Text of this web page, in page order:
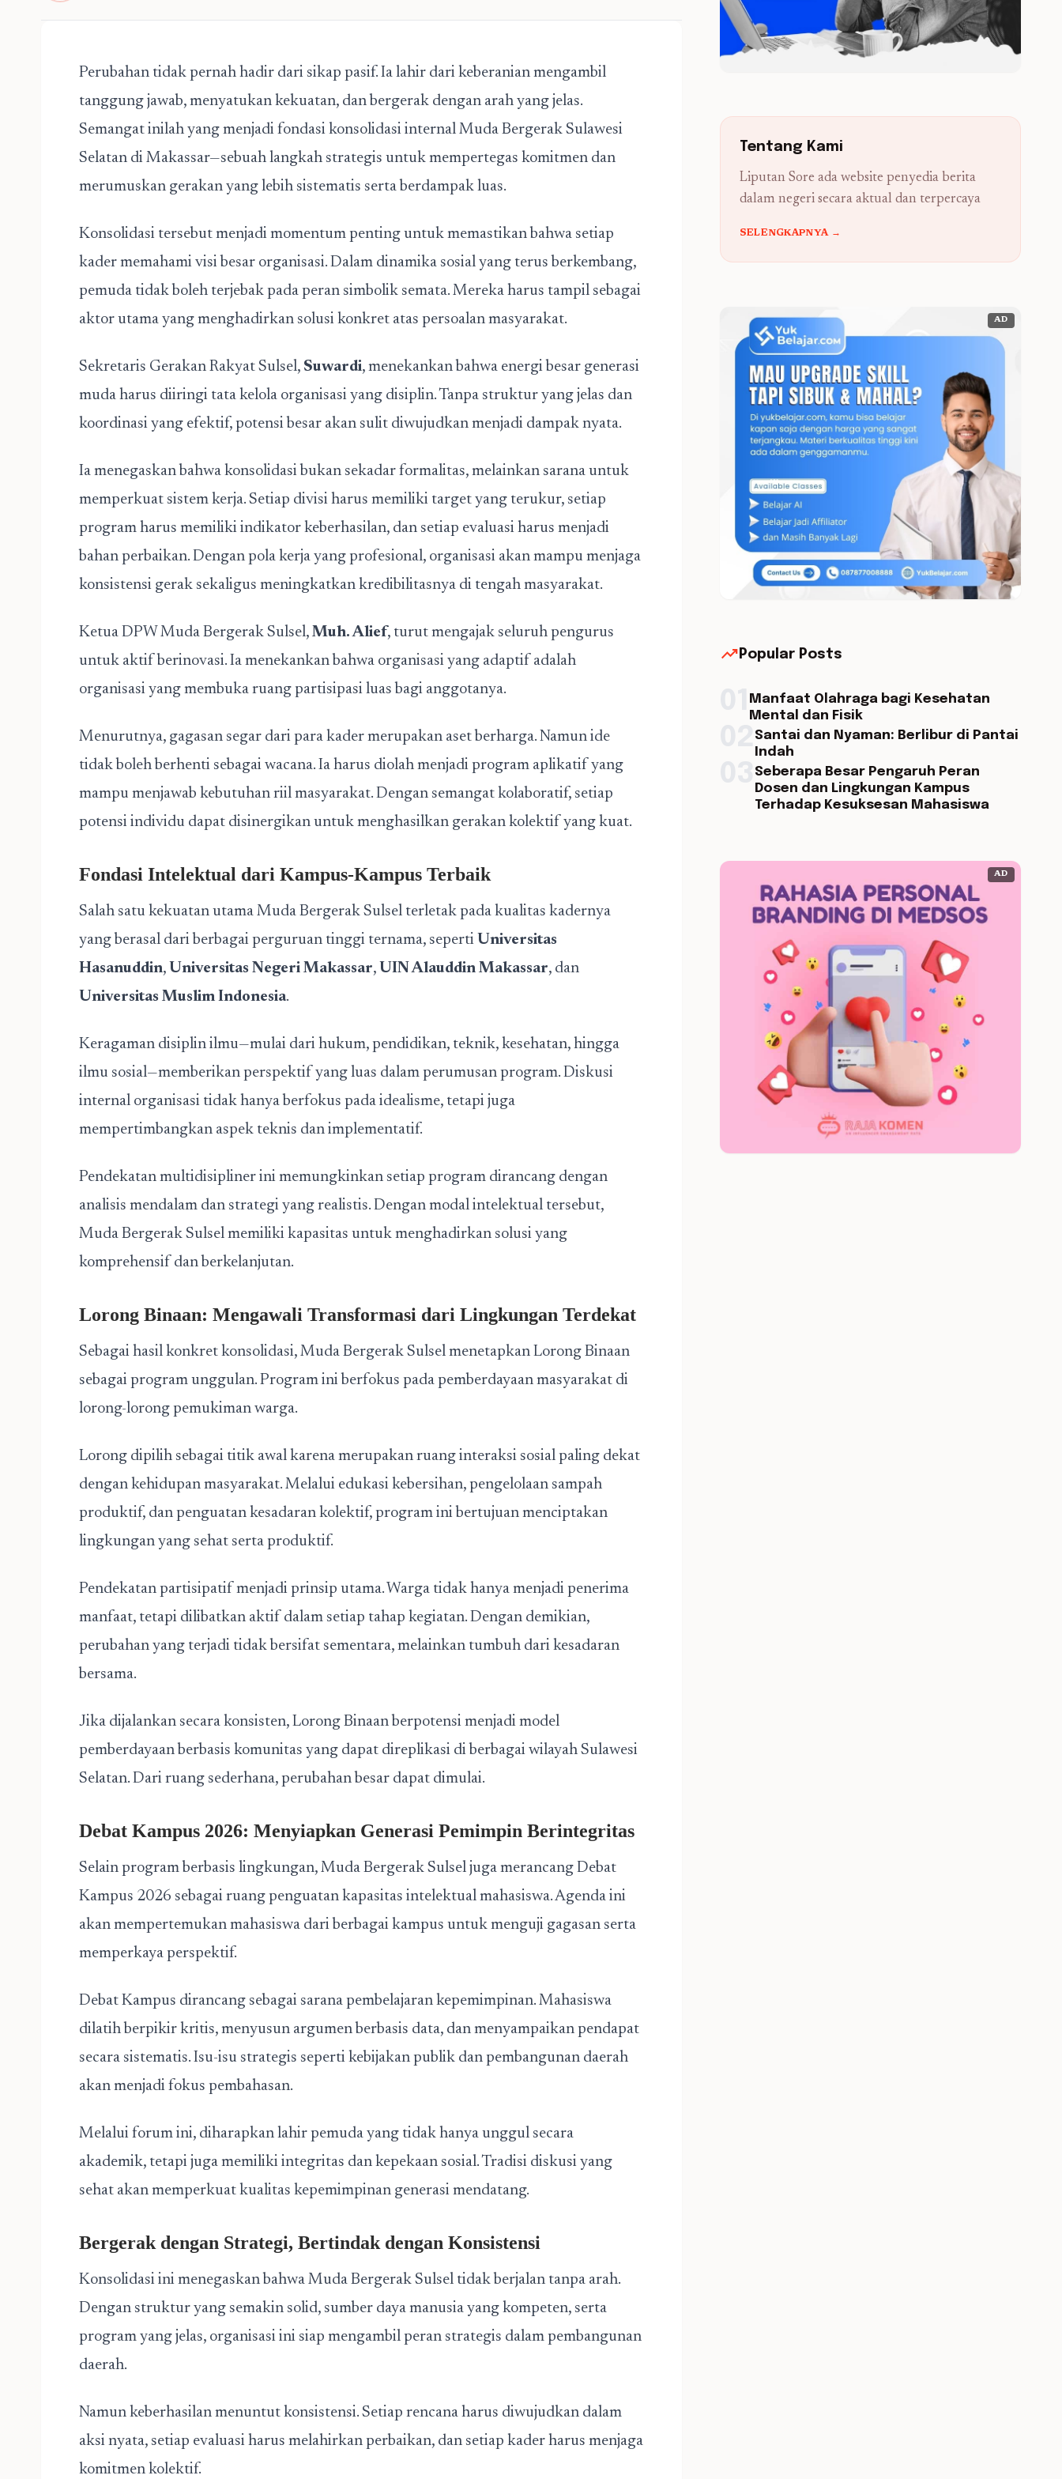
Perubahan tidak pernah hadir dari sikap pasif. Ia lahir dari keberanian mengambil
tanggung jawab, menyatukan kekuatan, dan bergerak dengan arah yang jelas.
Semangat inilah yang menjadi fondasi konsolidasi internal Muda Bergerak Sulawesi
Selatan di Makassar—sebuah langkah strategis untuk mempertegas komitmen dan
merumuskan gerakan yang lebih sistematis serta berdampak luas.
Konsolidasi tersebut menjadi momentum penting untuk memastikan bahwa setiap
kader memahami visi besar organisasi. Dalam dinamika sosial yang terus berkembang,
pemuda tidak boleh terjebak pada peran simbolik semata. Mereka harus tampil sebagai
aktor utama yang menghadirkan solusi konkret atas persoalan masyarakat.
Sekretaris Gerakan Rakyat Sulsel, Suwardi, menekankan bahwa energi besar generasi
muda harus diiringi tata kelola organisasi yang disiplin. Tanpa struktur yang jelas dan
koordinasi yang efektif, potensi besar akan sulit diwujudkan menjadi dampak nyata.
Ia menegaskan bahwa konsolidasi bukan sekadar formalitas, melainkan sarana untuk
memperkuat sistem kerja. Setiap divisi harus memiliki target yang terukur, setiap
program harus memiliki indikator keberhasilan, dan setiap evaluasi harus menjadi
bahan perbaikan. Dengan pola kerja yang profesional, organisasi akan mampu menjaga
konsistensi gerak sekaligus meningkatkan kredibilitasnya di tengah masyarakat.
Ketua DPW Muda Bergerak Sulsel, Muh. Alief, turut mengajak seluruh pengurus
untuk aktif berinovasi. Ia menekankan bahwa organisasi yang adaptif adalah
organisasi yang membuka ruang partisipasi luas bagi anggotanya.
Menurutnya, gagasan segar dari para kader merupakan aset berharga. Namun ide
tidak boleh berhenti sebagai wacana. Ia harus diolah menjadi program aplikatif yang
mampu menjawab kebutuhan riil masyarakat. Dengan semangat kolaboratif, setiap
potensi individu dapat disinergikan untuk menghasilkan gerakan kolektif yang kuat.
Fondasi Intelektual dari Kampus-Kampus Terbaik
Salah satu kekuatan utama Muda Bergerak Sulsel terletak pada kualitas kadernya
yang berasal dari berbagai perguruan tinggi ternama, seperti Universitas
Hasanuddin, Universitas Negeri Makassar, UIN Alauddin Makassar, dan
Universitas Muslim Indonesia.
Keragaman disiplin ilmu—mulai dari hukum, pendidikan, teknik, kesehatan, hingga
ilmu sosial—memberikan perspektif yang luas dalam perumusan program. Diskusi
internal organisasi tidak hanya berfokus pada idealisme, tetapi juga
mempertimbangkan aspek teknis dan implementatif.
Pendekatan multidisipliner ini memungkinkan setiap program dirancang dengan
analisis mendalam dan strategi yang realistis. Dengan modal intelektual tersebut,
Muda Bergerak Sulsel memiliki kapasitas untuk menghadirkan solusi yang
komprehensif dan berkelanjutan.
Lorong Binaan: Mengawali Transformasi dari Lingkungan Terdekat
Sebagai hasil konkret konsolidasi, Muda Bergerak Sulsel menetapkan Lorong Binaan
sebagai program unggulan. Program ini berfokus pada pemberdayaan masyarakat di
lorong-lorong pemukiman warga.
Lorong dipilih sebagai titik awal karena merupakan ruang interaksi sosial paling dekat
dengan kehidupan masyarakat. Melalui edukasi kebersihan, pengelolaan sampah
produktif, dan penguatan kesadaran kolektif, program ini bertujuan menciptakan
lingkungan yang sehat serta produktif.
Pendekatan partisipatif menjadi prinsip utama. Warga tidak hanya menjadi penerima
manfaat, tetapi dilibatkan aktif dalam setiap tahap kegiatan. Dengan demikian,
perubahan yang terjadi tidak bersifat sementara, melainkan tumbuh dari kesadaran
bersama.
Jika dijalankan secara konsisten, Lorong Binaan berpotensi menjadi model
pemberdayaan berbasis komunitas yang dapat direplikasi di berbagai wilayah Sulawesi
Selatan. Dari ruang sederhana, perubahan besar dapat dimulai.
Debat Kampus 2026: Menyiapkan Generasi Pemimpin Berintegritas
Selain program berbasis lingkungan, Muda Bergerak Sulsel juga merancang Debat
Kampus 2026 sebagai ruang penguatan kapasitas intelektual mahasiswa. Agenda ini
akan mempertemukan mahasiswa dari berbagai kampus untuk menguji gagasan serta
memperkaya perspektif.
Debat Kampus dirancang sebagai sarana pembelajaran kepemimpinan. Mahasiswa
dilatih berpikir kritis, menyusun argumen berbasis data, dan menyampaikan pendapat
secara sistematis. Isu-isu strategis seperti kebijakan publik dan pembangunan daerah
akan menjadi fokus pembahasan.
Melalui forum ini, diharapkan lahir pemuda yang tidak hanya unggul secara
akademik, tetapi juga memiliki integritas dan kepekaan sosial. Tradisi diskusi yang
sehat akan memperkuat kualitas kepemimpinan generasi mendatang.
Bergerak dengan Strategi, Bertindak dengan Konsistensi
Konsolidasi ini menegaskan bahwa Muda Bergerak Sulsel tidak berjalan tanpa arah.
Dengan struktur yang semakin solid, sumber daya manusia yang kompeten, serta
program yang jelas, organisasi ini siap mengambil peran strategis dalam pembangunan
daerah.
Namun keberhasilan menuntut konsistensi. Setiap rencana harus diwujudkan dalam
aksi nyata, setiap evaluasi harus melahirkan perbaikan, dan setiap kader harus menjaga
komitmen kolektif.
Tentang Kami
Liputan Sore ada website penyedia berita
dalam negeri secara aktual dan terpercaya
SELENGKAPNYA →
AD
trending_up Popular Posts
Manfaat Olahraga bagi Kesehatan
Mental dan Fisik
Santai dan Nyaman: Berlibur di Pantai
Indah
Seberapa Besar Pengaruh Peran
Dosen dan Lingkungan Kampus
Terhadap Kesuksesan Mahasiswa
AD